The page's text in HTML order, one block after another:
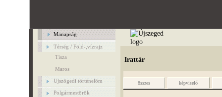
Manapság
Térség / Föld-,vízrajz
Tisza
Maros
Ujszögedi történelöm
Polgármestörök
Irattár
összes képviselő